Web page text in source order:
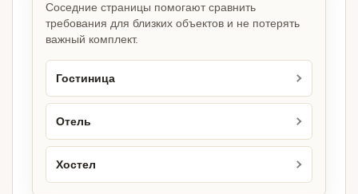
Соседние страницы помогают сравнить
требования для близких объектов и не потерять
важный комплект.
Гостиница
Отель
Хостел